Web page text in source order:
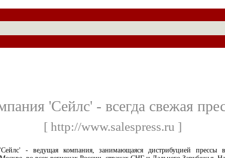
'Сейлс' - всегда свежая
[ http://www.salespress.ru ]
'Сейлс' - ведущая компания, занимающаяся дистрибуцией прессы в